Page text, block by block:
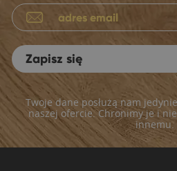
Zapisz się
Twoje dane posłużą nam
naszej ofercie. Chronimy je i
innemu.